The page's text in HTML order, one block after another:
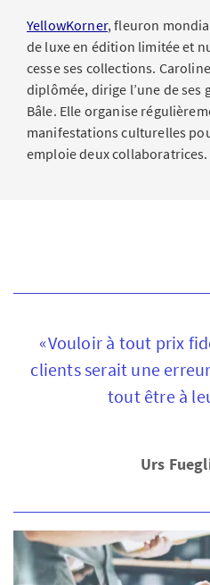
YellowKorner, fleuron
de luxe en édition limitée et
cesse ses collections.
diplômée, dirige l’une de ses
Bâle. Elle organise
manifestations culturelles
emploie deux collaboratrices.
«Vouloir à tout prix
clients serait une
tout être à
Urs